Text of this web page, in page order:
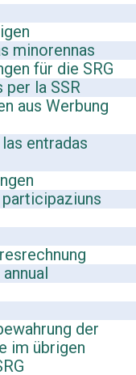
minorennas
für die SRG
la SSR
aus Werbung
entradas
participaziuns
der
im übrigen